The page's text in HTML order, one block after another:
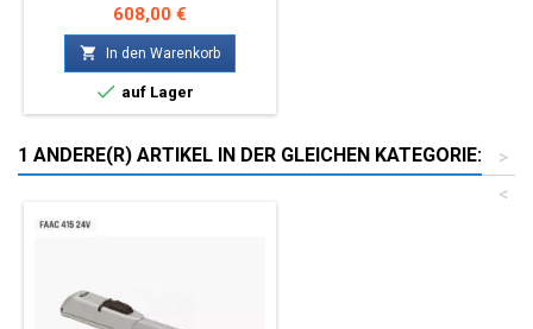
Preis
608,00 €
 In den Warenkorb
 auf Lager
1 ANDERE(R) ARTIKEL IN DER GLEICHEN KATEGORIE:
>
<